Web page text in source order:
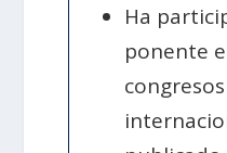
Ha
ponente